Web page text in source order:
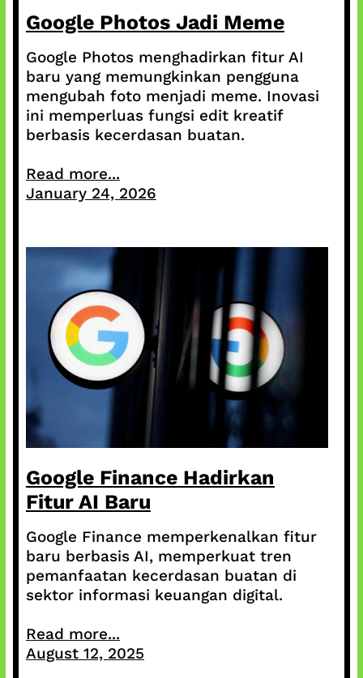
Google Photos Jadi Meme
Google Photos menghadirkan fitur AI
baru yang memungkinkan pengguna
mengubah foto menjadi meme. Inovasi
ini memperluas fungsi edit kreatif
berbasis kecerdasan buatan.
Read more...
January 24, 2026
Google Finance Hadirkan
Fitur AI Baru
Google Finance memperkenalkan fitur
baru berbasis AI, memperkuat tren
pemanfaatan kecerdasan buatan di
sektor informasi keuangan digital.
Read more...
August 12, 2025